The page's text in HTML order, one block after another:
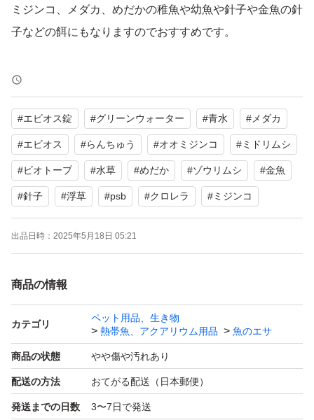
ミジンコ、メダカ、めだかの稚魚や幼魚や針子や金魚の針
子などの餌にもなりますのでおすすめです。
500mlのペットボトルにいれて３本で発送します。ペット
ボトルの形状などは変わります。ペットボトルなので使い
やすく便利です。
ゾウリムシ培養液はエビオスやPSBで培養しているので
エビオスの粕(餌)も入ってしまいます。。我が家では気に
振ってから蓋をあけてあげてください。。発送まえにルー
ペなどで確認してます。空気分あけるので内容量800ml×1
本になります。
PSB(光合成細菌)もエビオスで培養してるのでしたの方に
沈殿してるので良く振ってからお使いください。我が家で
は気にせず培養したり使用しています。ペットボトル1本
になります。到着次第振ってから使用ください。臭いので
使用する際はお気をつけてください。臭いのが正常で
#エビオス錠 #グリーンウォーター #青水 #メダカ
#エビオス #らんちゅう #オオミジンコ #ミドリムシ
#ビオトープ #水草 #めだか #ゾウリムシ #金魚
#針子 #浮草 #psb #クロレラ #ミジンコ
出品日時： 2025年5月18日 05:21
商品の情報
カテゴリ
ペット用品、生き物
熱帯魚、アクアリウム用品
魚のエサ
商品の状態 やや傷や汚れあり
配送の方法 おてがる配送（日本郵便）
発送までの日数 3〜7日で発送